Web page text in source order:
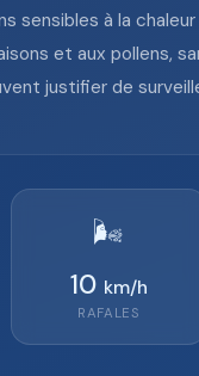
sensibles à la
et aux pollens,
justifier de
🌬️
10 km/h
RAFALES